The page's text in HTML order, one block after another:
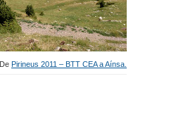
De Pirineus 2011 – BTT CEA a Aínsa.